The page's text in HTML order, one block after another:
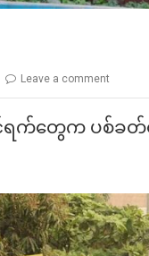
Leave a comment
ရက်တွေက ပစ်ခ